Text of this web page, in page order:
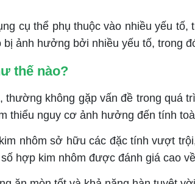
cụ thể phụ thuộc vào nhiều yếu
ảnh hưởng bởi nhiều yếu tố, trong
thế nào?
không gặp vấn đề trong quá
thiểu nguy cơ ảnh hưởng đến tính
nhôm sở hữu các đặc tính vượt
hợp kim nhôm được đánh giá cao